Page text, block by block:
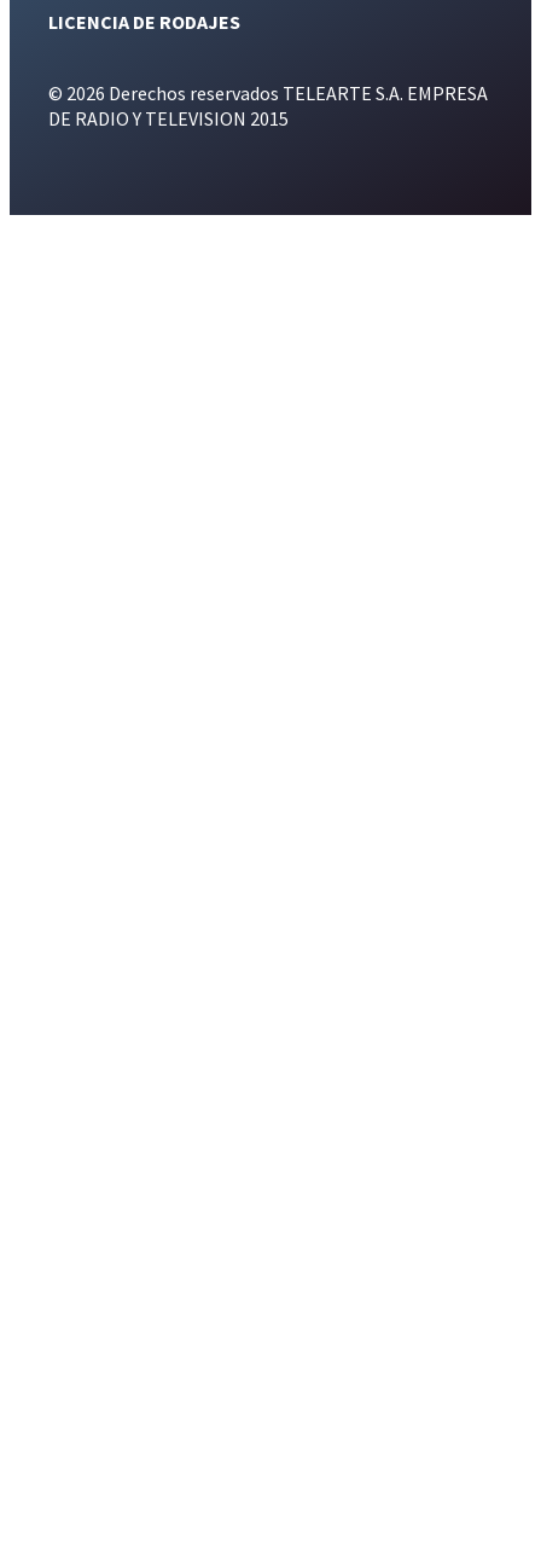
LICENCIA DE RODAJES
© 2026 Derechos reservados TELEARTE S.A. EMPRESA
DE RADIO Y TELEVISION 2015